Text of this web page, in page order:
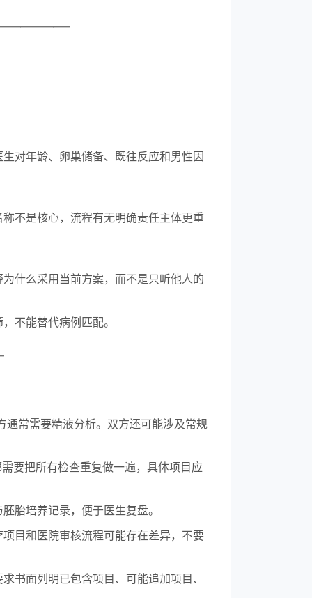
对年龄、卵巢储备、既往反应和男性因
不是核心，流程有无明确责任主体更重
什么采用当前方案，而不是只听他人的
不能替代病例匹配。
常需要精液分析。双方还可能涉及常规
要把所有检查重复做一遍，具体项目应
胎培养记录，便于医生复盘。
目和医院审核流程可能存在差异，不要
书面列明已包含项目、可能追加项目、